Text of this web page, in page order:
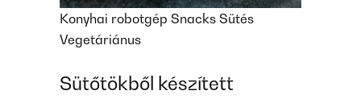
Konyhai robotgép Snacks Sütés
Vegetáriánus
Sütőtökből készített